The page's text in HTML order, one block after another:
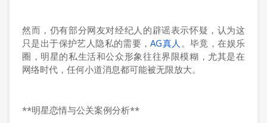
然而，仍有部分网友对经纪人的辟谣表示怀疑，认为这
只是出于保护艺人隐私的需要，AG真人 。毕竟，在娱乐
圈，明星的私生活和公众形象往往界限模糊，尤其是在
网络时代，任何小道消息都可能被无限放大。
**明星恋情与公关案例分析**